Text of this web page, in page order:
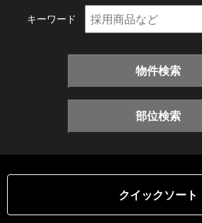
キーワード
物件検索
部位検索
クイックソート